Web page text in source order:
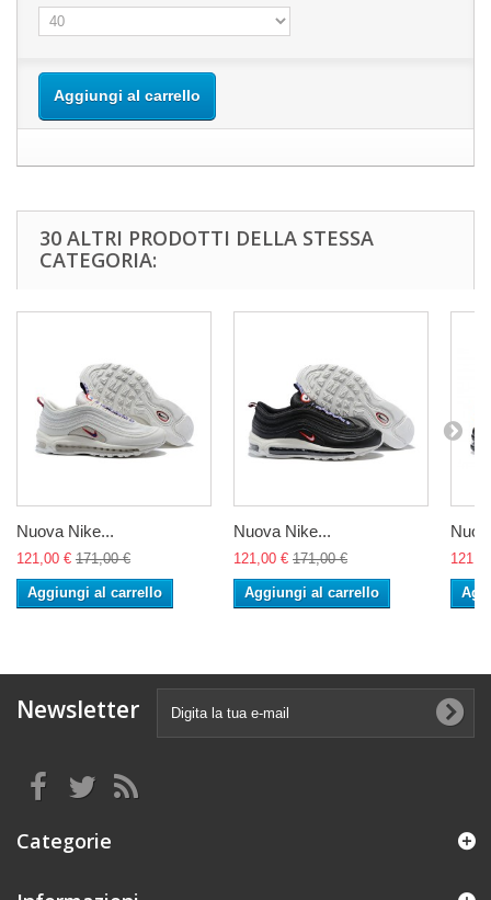
Aggiungi al carrello
30 ALTRI PRODOTTI DELLA STESSA
CATEGORIA:
Nuova Nike...
121,00 € 171,00 €
Aggiungi al carrello
Nuova Nike...
121,00 € 171,00 €
Aggiungi al carrello
Newsletter
Categorie